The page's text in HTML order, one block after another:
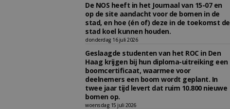
De NOS heeft in het Journaal van 15-07 en
op de site aandacht voor de bomen in de
stad, en hoe (én of) deze in de toekomst de
stad koel kunnen houden.
donderdag 16 juli 2026
Geslaagde studenten van het ROC in Den
Haag krijgen bij hun diploma-uitreiking een
boomcertificaat, waarmee voor
deelnemers een boom wordt geplant. In
twee jaar tijd levert dat ruim 10.800 nieuwe
bomen op.
woensdag 15 juli 2026